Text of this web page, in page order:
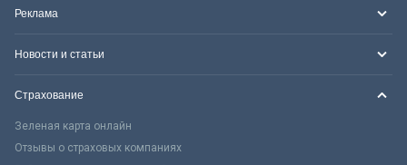
Реклама
Новости и статьи
Страхование
Зеленая карта онлайн
Отзывы о страховых компаниях